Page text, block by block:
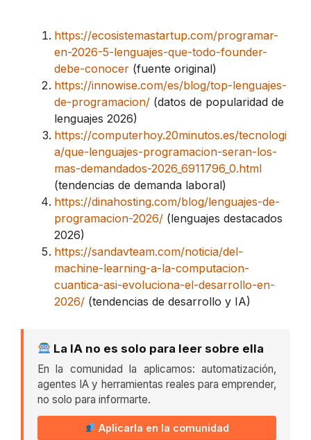
https://ecosistemastartup.com/programar-
en-2026-5-lenguajes-que-todo-founder-
debe-conocer (fuente original)
https://innowise.com/es/blog/top-lenguajes-
de-programacion/ (datos de popularidad de
lenguajes 2026)
https://computerhoy.20minutos.es/tecnologi
a/que-lenguajes-programacion-seran-los-
mas-demandados-2026_6911796_0.html
(tendencias de demanda laboral)
https://dinahosting.com/blog/lenguajes-de-
programacion-2026/ (lenguajes destacados
2026)
https://sandavteam.com/noticia/del-
machine-learning-a-la-computacion-
cuantica-asi-evoluciona-el-desarrollo-en-
2026/ (tendencias de desarrollo y IA)
La IA no es solo para leer sobre ella
En la comunidad la aplicamos: automatización,
agentes IA y herramientas reales para emprender,
no solo para informarte.
Aplicarla en la comunidad